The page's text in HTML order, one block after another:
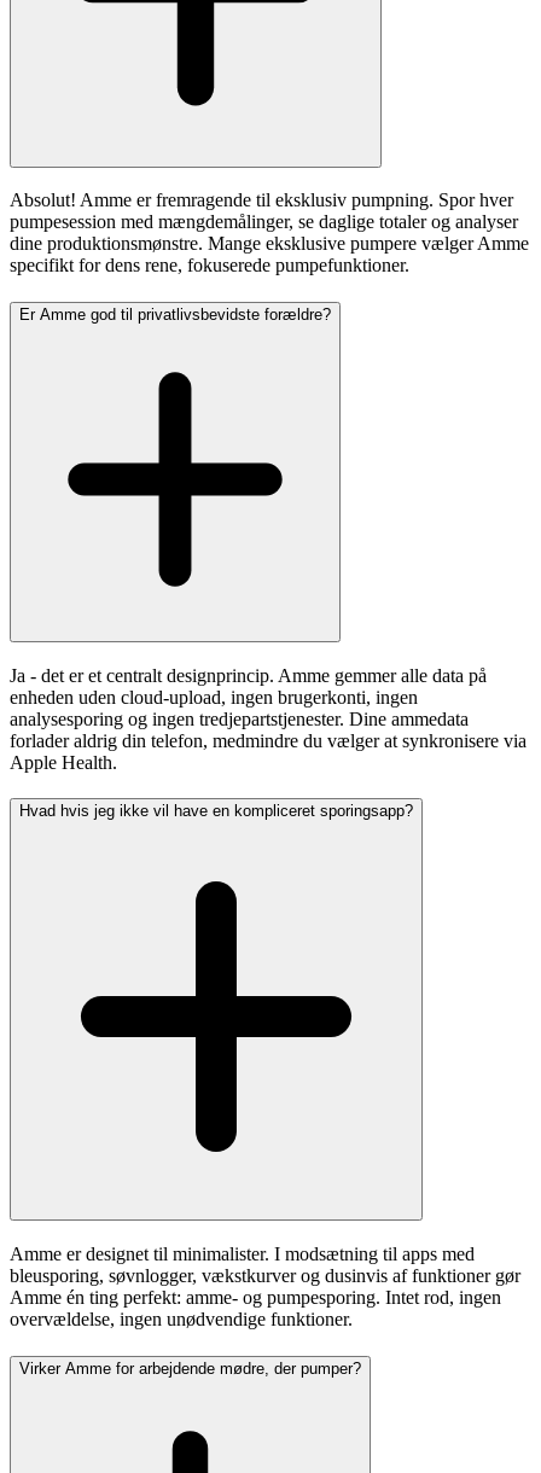
Absolut! Amme er fremragende til eksklusiv pumpning. Spor hver
pumpesession med mængdemålinger, se daglige totaler og analyser
dine produktionsmønstre. Mange eksklusive pumpere vælger Amme
specifikt for dens rene, fokuserede pumpefunktioner.
Er Amme god til privatlivsbevidste forældre?
Ja - det er et centralt designprincip. Amme gemmer alle data på
enheden uden cloud-upload, ingen brugerkonti, ingen
analysesporing og ingen tredjepartstjenester. Dine ammedata
forlader aldrig din telefon, medmindre du vælger at synkronisere via
Apple Health.
Hvad hvis jeg ikke vil have en kompliceret sporingsapp?
Amme er designet til minimalister. I modsætning til apps med
bleusporing, søvnlogger, vækstkurver og dusinvis af funktioner gør
Amme én ting perfekt: amme- og pumpesporing. Intet rod, ingen
overvældelse, ingen unødvendige funktioner.
Virker Amme for arbejdende mødre, der pumper?